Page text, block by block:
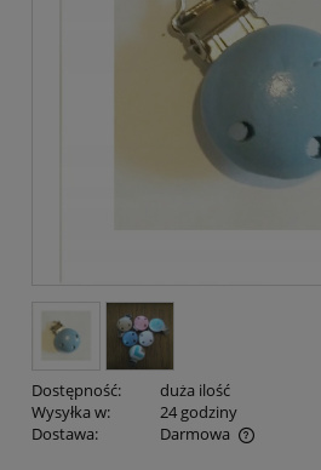
Dostępność:
duża ilość
Wysyłka w:
24 godziny
Dostawa:
Darmowa
Cena nie zawiera ewentualnych